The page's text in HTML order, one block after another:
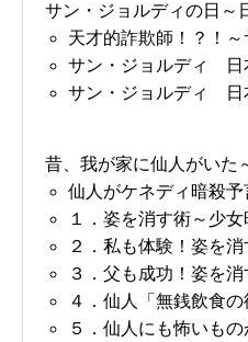
サン・ジョルディの日～
天才的詐欺師！？！
サン・ジョルディ 日
サン・ジョルディ 日
昔、我が家に仙人がいた
仙人がケネディ暗殺
１．姿を消す術～少女
２．私も体験！姿を
３．父も成功！姿を
４．仙人「無銭飲食
５．仙人にも怖いも